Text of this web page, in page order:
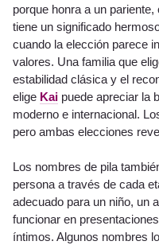
porque honra a un
tiene un significado
cuando la elección parece
valores. Una familia que
estabilidad clásica y el
elige Kai puede apreciar la
moderno e internacional.
pero ambas elecciones
Los nombres de pila
persona a través de cada
adecuado para un niño, un
funcionar en
íntimos. Algunos nombres